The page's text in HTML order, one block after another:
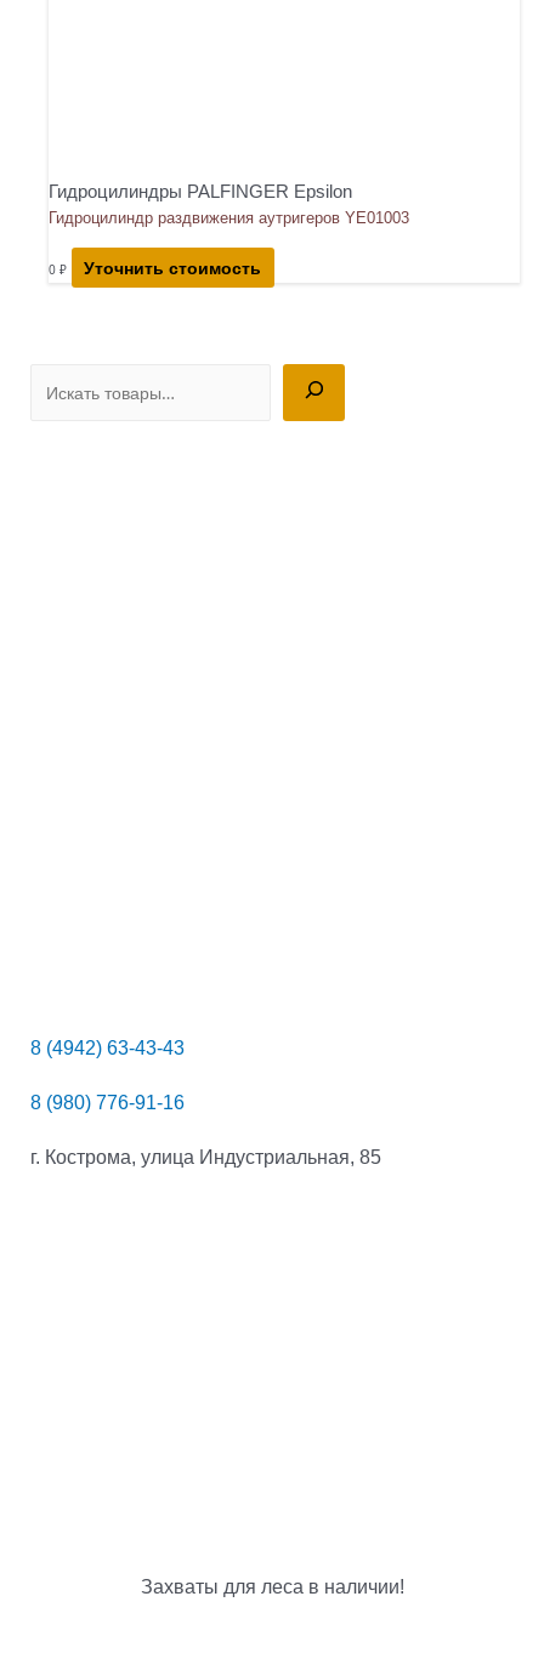
8 (4942) 63-43-43
8 (980) 776-91-16
г. Кострома, улица Индустриальная, 85
Захваты для леса в наличии!
Гидроцилиндры PALFINGER Epsilon
Гидроцилиндр раздвижения аутригеров YE01003
0 ₽ Уточнить стоимость